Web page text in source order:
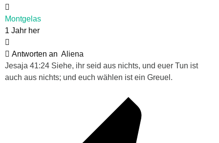
Montgelas
1 Jahr her
Antworten an Aliena
Jesaja 41:24 Siehe, ihr seid aus nichts, und euer Tun ist
auch aus nichts; und euch wählen ist ein Greuel.